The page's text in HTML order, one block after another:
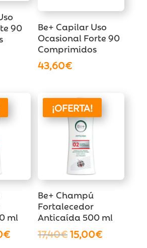
90
Be+ Capilar Uso
Ocasional Forte 90
Comprimidos
43,60€
ml
€El
¡OFERTA!
Be+ Champú
Fortalecedor
Anticaída 500 ml
17,40€El
15,00€El